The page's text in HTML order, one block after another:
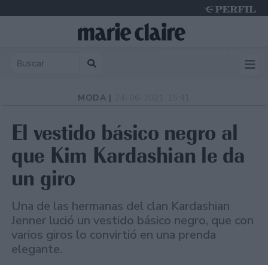
MODA |
El vestido básico negro al
que Kim Kardashian le da
un giro
Una de las hermanas del clan Kardashian
Jenner lució un vestido básico negro, que con
varios giros lo convirtió en una prenda
elegante.